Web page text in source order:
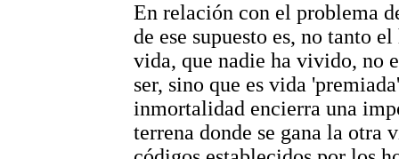
En relación con el problema
de ese supuesto es, no tanto
vida, que nadie ha vivido, no
ser, sino que es vida
inmortalidad encierra una
terrena donde se gana la otra